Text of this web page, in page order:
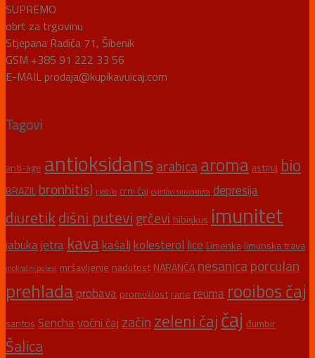
SUPREMO
obrt za trgovinu
Stjepana Radića 71, Šibenik
GSM +385 91 222 33 56
E-MAIL prodaja@kupikavuicaj.com
Tagovi
anti-age antioksidans arabicaaroma astma bio
BRAZIL bronhitis) cjedilo crni čaj cvjetovi suncokreta depresija
diuretikdišni putevi grčevi hibiskus imunitet
jabukajetra kavakašaljkolesterol lice Limenka limunska trava
mokraćni putevi mršavljenje nadutost NARANČA nesanicaporculan
prehladaprobava promuklost rane reuma rooibos čaj
santos Senchavoćni čaj začin zeleni čajčaj đumbir
Šalica